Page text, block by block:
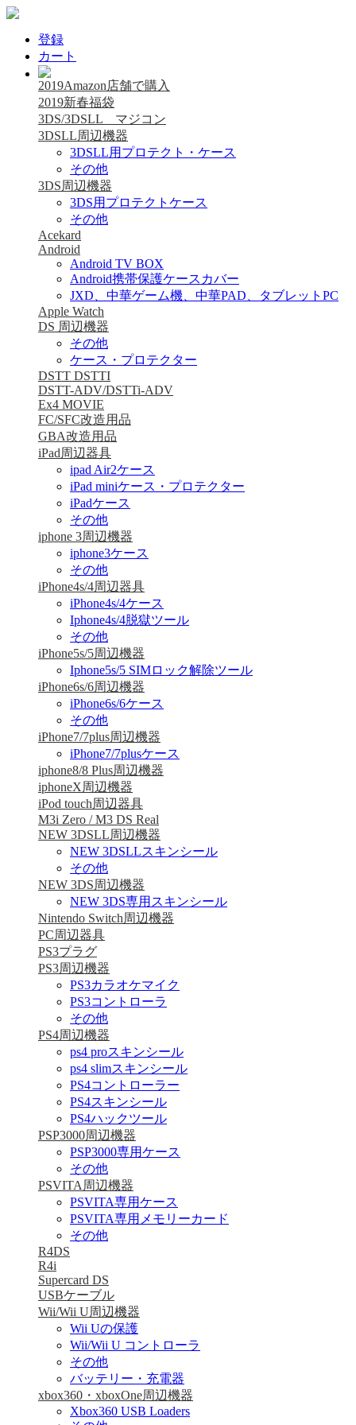
登録
カート
2019Amazon店舗で購入
2019新春福袋
3DS/3DSLL マジコン
3DSLL周辺機器
3DSLL用プロテクト・ケース
その他
3DS周辺機器
3DS用プロテクトケース
その他
Acekard
Android
Android TV BOX
Android携帯保護ケースカバー
JXD、中華ゲーム機、中華PAD、タブレットPC
Apple Watch
DS 周辺機器
その他
ケース・プロテクター
DSTT DSTTI
DSTT-ADV/DSTTi-ADV
Ex4 MOVIE
FC/SFC改造用品
GBA改造用品
iPad周辺器具
ipad Air2ケース
iPad miniケース・プロテクター
iPadケース
その他
iphone 3周辺機器
iphone3ケース
その他
iPhone4s/4周辺器具
iPhone4s/4ケース
Iphone4s/4脱獄ツール
その他
iPhone5s/5周辺機器
Iphone5s/5 SIMロック解除ツール
iPhone6s/6周辺機器
iPhone6s/6ケース
その他
iPhone7/7plus周辺機器
iPhone7/7plusケース
iphone8/8 Plus周辺機器
iphoneX周辺機器
iPod touch周辺器具
M3i Zero / M3 DS Real
NEW 3DSLL周辺機器
NEW 3DSLLスキンシール
その他
NEW 3DS周辺機器
NEW 3DS専用スキンシール
Nintendo Switch周辺機器
PC周辺器具
PS3プラグ
PS3周辺機器
PS3カラオケマイク
PS3コントローラ
その他
PS4周辺機器
ps4 proスキンシール
ps4 slimスキンシール
PS4コントローラー
PS4スキンシール
PS4ハックツール
PSP3000周辺機器
PSP3000専用ケース
その他
PSVITA周辺機器
PSVITA専用ケース
PSVITA専用メモリーカード
その他
R4DS
R4i
Supercard DS
USBケーブル
Wii/Wii U周辺機器
Wii Uの保護
Wii/Wii U コントローラ
その他
バッテリー・充電器
xbox360・xboxOne周辺機器
Xbox360 USB Loaders